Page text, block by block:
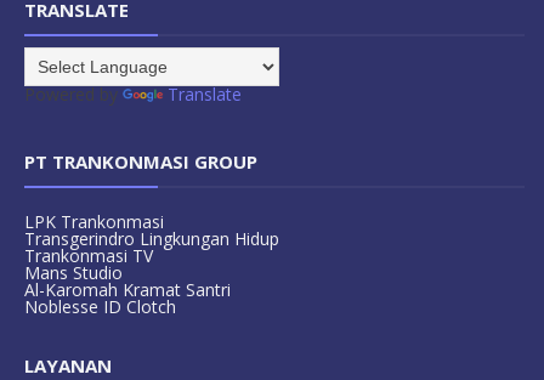
TRANSLATE
Powered by Translate
PT TRANKONMASI GROUP
LPK Trankonmasi
Transgerindro Lingkungan Hidup
Trankonmasi TV
Mans Studio
Al-Karomah Kramat Santri
Noblesse ID Clotch
LAYANAN